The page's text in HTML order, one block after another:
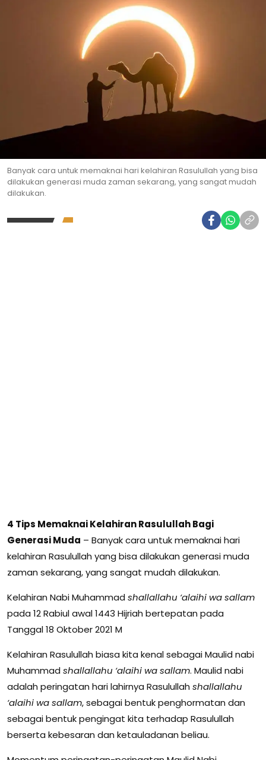
Banyak cara untuk memaknai hari kelahiran Rasulullah yang bisa
dilakukan generasi muda zaman sekarang, yang sangat mudah
dilakukan.
4 Tips Memaknai Kelahiran Rasulullah Bagi
Generasi Muda – Banyak cara untuk memaknai hari
kelahiran Rasulullah yang bisa dilakukan generasi muda
zaman sekarang, yang sangat mudah dilakukan.
Kelahiran Nabi Muhammad shallallahu ‘alaihi wa sallam
pada 12 Rabiul awal 1443 Hijriah bertepatan pada
Tanggal 18 Oktober 2021 M
Kelahiran Rasulullah biasa kita kenal sebagai Maulid nabi
Muhammad shallallahu ‘alaihi wa sallam. Maulid nabi
adalah peringatan hari lahirnya Rasulullah shallallahu
‘alaihi wa sallam, sebagai bentuk penghormatan dan
sebagai bentuk pengingat kita terhadap Rasulullah
berserta kebesaran dan ketauladanan beliau.